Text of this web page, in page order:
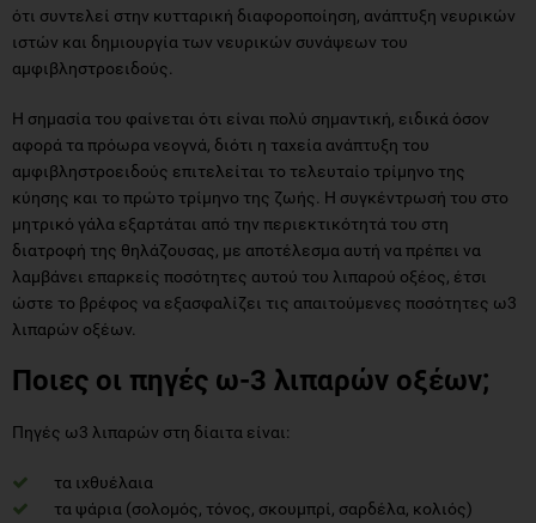
ότι συντελεί στην κυτταρική διαφοροποίηση, ανάπτυξη νευρικών
ιστών και δημιουργία των νευρικών συνάψεων του
αμφιβληστροειδούς.
Η σημασία του φαίνεται ότι είναι πολύ σημαντική, ειδικά όσον
αφορά τα πρόωρα νεογνά, διότι η ταχεία ανάπτυξη του
αμφιβληστροειδούς επιτελείται το τελευταίο τρίμηνο της
κύησης και το πρώτο τρίμηνο της ζωής. Η συγκέντρωσή του στο
μητρικό γάλα εξαρτάται από την περιεκτικότητά του στη
διατροφή της θηλάζουσας, με αποτέλεσμα αυτή να πρέπει να
λαμβάνει επαρκείς ποσότητες αυτού του λιπαρού οξέος, έτσι
ώστε το βρέφος να εξασφαλίζει τις απαιτούμενες ποσότητες ω3
λιπαρών οξέων.
Ποιες οι πηγές ω-3 λιπαρών οξέων;
Πηγές ω3 λιπαρών στη δίαιτα είναι:
τα ιχθυέλαια
τα ψάρια (σολομός, τόνος, σκουμπρί, σαρδέλα, κολιός)